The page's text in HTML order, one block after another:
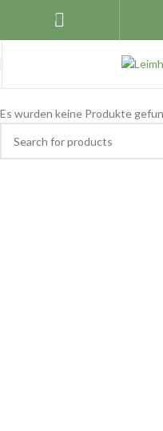
Skip to navigation
Es wurden keine Produkte